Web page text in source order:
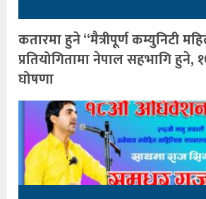
कतारमा हुने “मैत्रीपूर्ण कम्युनिटी
प्रतियोगितामा नेपाल सहभागि हुने,
घोषणा